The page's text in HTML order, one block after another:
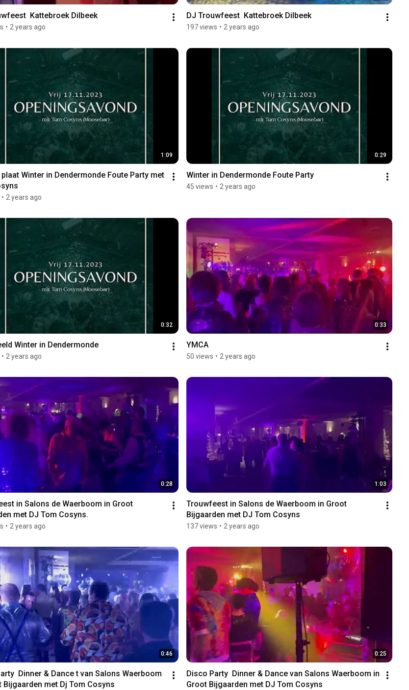
Kattebroek Dilbeek
• 2 years ago
DJ Trouwfeest  Kattebroek Dilbeek
197 views • 2 years ago
1:09
Winter in Dendermonde Foute Party met
• 2 years ago
0:29
Winter in Dendermonde Foute Party
45 views • 2 years ago
0:32
Winter in Dendermonde
• 2 years ago
0:33
YMCA
50 views • 2 years ago
0:28
in Salons de Waerboom in Groot
met DJ Tom Cosyns.
• 2 years ago
1:03
Trouwfeest in Salons de Waerboom in Groot
Bijgaarden met DJ Tom Cosyns
137 views • 2 years ago
0:46
Dinner & Dance t van Salons Waerboom
Bijgaarden met Dj Tom Cosyns
0:25
Disco Party  Dinner & Dance van Salons Waerboom in
Groot Bijgaarden met DJ Tom Cosyns